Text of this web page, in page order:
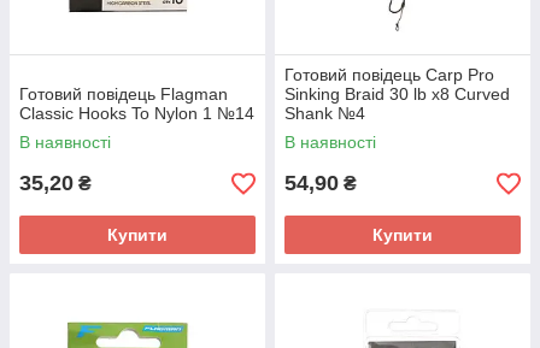
Готовий повідець Flagman
Classic Hooks To Nylon 1 №14
В наявності
35,20 ₴
Купити
Готовий повідець Carp Pro
Sinking Braid 30 lb x8 Curved
Shank №4
В наявності
54,90 ₴
Купити